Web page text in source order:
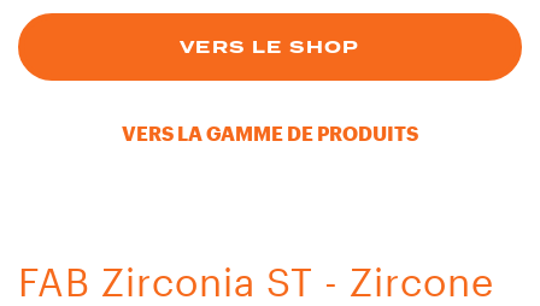
VERS LE SHOP
VERS LA GAMME DE PRODUITS
FAB Zirconia ST - Zircone